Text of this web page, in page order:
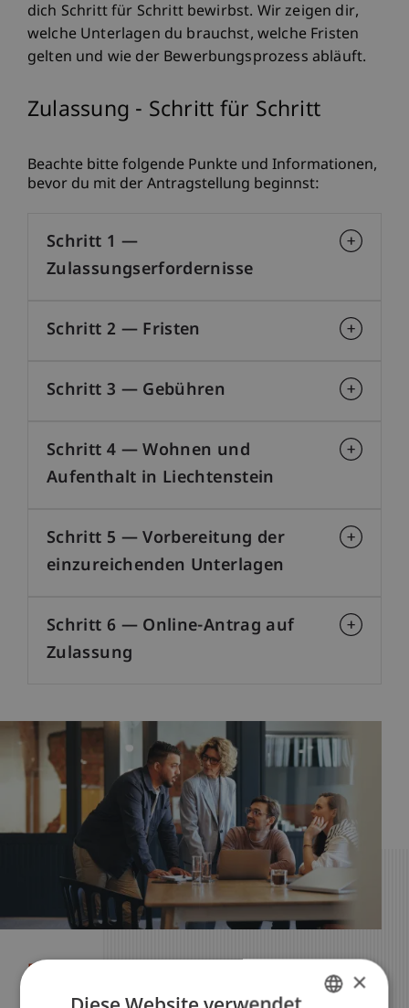
dich Schritt für Schritt bewirbst. Wir zeigen dir,
welche Unterlagen du brauchst, welche Fristen
gelten und wie der Bewerbungsprozess abläuft.
Zulassung - Schritt für Schritt
Beachte bitte folgende Punkte und Informationen,
bevor du mit der Antragstellung beginnst:
Schritt 1 —
Zulassungserfordernisse
Schritt 2 — Fristen
Schritt 3 — Gebühren
Schritt 4 — Wohnen und
Aufenthalt in Liechtenstein
Schritt 5 — Vorbereitung der
einzureichenden Unterlagen
Schritt 6 — Online-Antrag auf
Zulassung
Dein Studium - deine Zukunft ×